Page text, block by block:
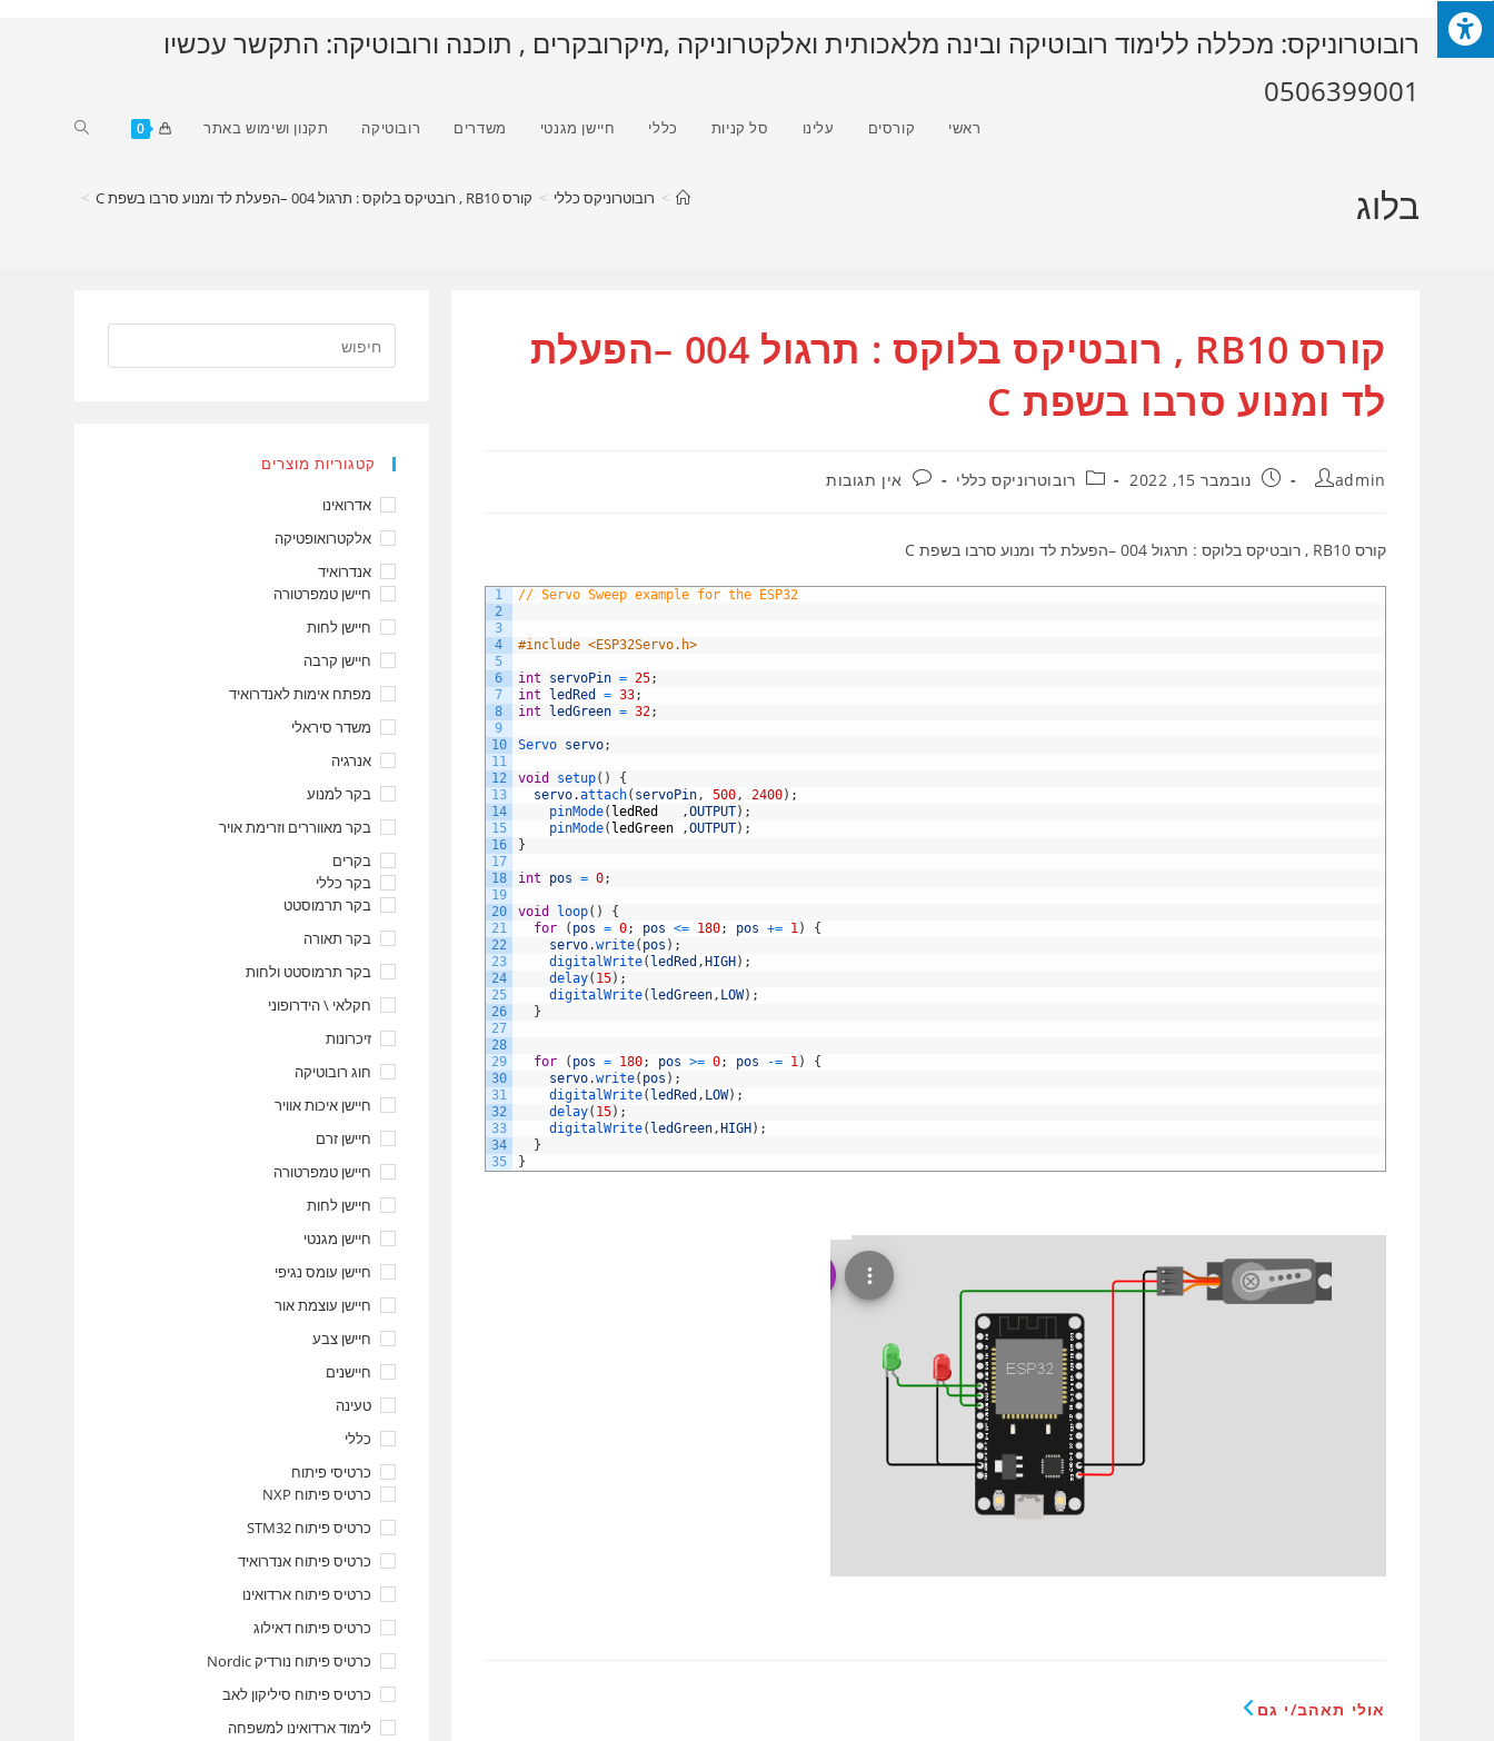
Skip
to
רובוטרוניקס: מכללה ללימוד רובוטיקה ובינה מלאכותית ואלקטרוניקה ,מיקרובקרים , תוכנה ורובוטיקה: התקשר עכשיו
0506399001
ראשי קורסים עלינו סל קניות כללי חיישן מגנטי משדרים רובוטיקה תקנון ושימוש באתר 0
Toggle
בלוג > רובוטרוניקס כללי > קורס RB10 , רובטיקס בלוקס : תרגול 004 –הפעלת לד ומנוע סרבו בשפת C >
קורס RB10 , רובטיקס בלוקס : תרגול 004 –הפעלת
לד ומנוע סרבו בשפת C
מחבר:
admin פורסם:נובמבר 15, 2022 קטגוריה:רובוטרוניקס כללי תגובות:אין תגובות
קורס RB10 , רובטיקס בלוקס : תרגול 004 –הפעלת לד ומנוע סרבו בשפת C
1
2
3
4
5
6
7
8
9
10
11
12
13
14
15
16
17
18
19
20
21
22
23
24
25
26
27
28
29
30
31
32
33
34
35
// Servo Sweep example for the ESP32
#include <ESP32Servo.h>
int servoPin = 25;
int
ledRed = 33;
int
ledGreen = 32;
Servo servo;
void setup( )
{
servo.attach( servoPin, 500, 2400) ;
pinMode( ledRed ,OUTPUT) ;
pinMode( ledGreen ,OUTPUT) ;
}
int pos = 0;
void loop( )
{
for
( pos = 0; pos <= 180; pos += 1)
{
servo.write( pos ) ;
digitalWrite( ledRed , HIGH ) ;
delay( 15) ;
digitalWrite( ledGreen, LOW) ;
}
for ( pos = 180; pos >= 0; pos -= 1)
{
servo.write( pos ) ;
digitalWrite( ledRed , LOW) ;
delay( 15) ;
digitalWrite( ledGreen, HIGH ) ;
}
}
אולי תאהב/י גם
קטגוריות מוצרים
אדרואינו
אלקטרואופטיקה
אנדרואיד
חיישן טמפרטורה
חיישן לחות
חיישן קרבה
מפתח אימות לאנדרואיד
משדר סיראלי
אנרגיה
בקר למנוע
בקר מאווררים וזרימת אויר
בקרים
בקר כללי
בקר תרמוסטט
בקר תאורה
בקר תרמוסטט ולחות
חקלאי \ הידרופוני
זיכרונות
חוג רובוטיקה
חיישן איכות אוויר
חיישן זרם
חיישן טמפרטורה
חיישן לחות
חיישן מגנטי
חיישן עומס נגיפי
חיישן עוצמת אור
חיישן צבע
חיישנים
טעינה
כללי
כרטיסי פיתוח
כרטיס פיתוח NXP
כרטיס פיתוח STM32
כרטיס פיתוח אנדרואיד
כרטיס פיתוח ארדואינו
כרטיס פיתוח דאילוג
כרטיס פיתוח נורדיק Nordic
כרטיס פיתוח סיליקון לאב
לימוד ארדואינו למשפחה